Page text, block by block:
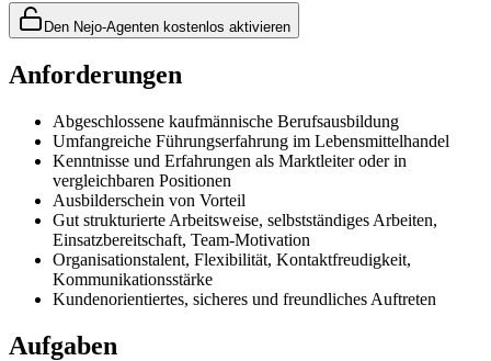
Den Nejo-Agenten kostenlos aktivieren
Anforderungen
Abgeschlossene kaufmännische Berufsausbildung
Umfangreiche Führungserfahrung im Lebensmittelhandel
Kenntnisse und Erfahrungen als Marktleiter oder in
vergleichbaren Positionen
Ausbilderschein von Vorteil
Gut strukturierte Arbeitsweise, selbstständiges Arbeiten,
Einsatzbereitschaft, Team-Motivation
Organisationstalent, Flexibilität, Kontaktfreudigkeit,
Kommunikationsstärke
Kundenorientiertes, sicheres und freundliches Auftreten
Aufgaben